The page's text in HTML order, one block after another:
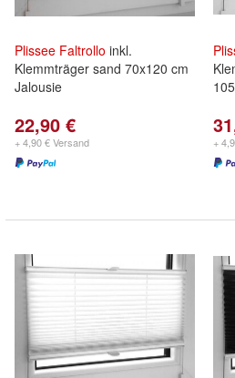
Plissee Faltrollo inkl.
Klemmträger sand 70x120 cm
Jalousie
22,90 €
+ 4,90 € Versand +